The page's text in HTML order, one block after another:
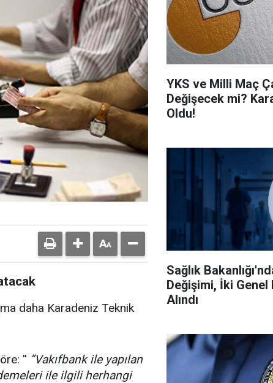
daha Karadeniz Teknik
'' ”Vakıfbank ile yapılan
ile ilgili herhangi
YKS ve Milli Maç
Değişecek mi?
Oldu!
Sağlık
Değişimi, İki
Alındı